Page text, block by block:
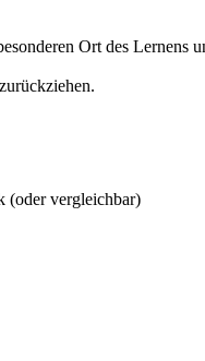
Ort des Lernens
(oder vergleichbar)